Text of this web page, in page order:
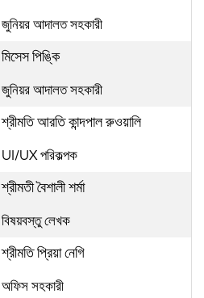
জুনিয়র আদালত সহকারী
মিসেস পিঙ্কি
জুনিয়র আদালত সহকারী
শ্রীমতি আরতি কান্দপাল রুওয়ালি
UI/UX পরিকল্পক
শ্রীমতী বৈশালী শর্মা
বিষয়বস্তু লেখক
শ্রীমতি প্রিয়া নেগি
অফিস সহকারী